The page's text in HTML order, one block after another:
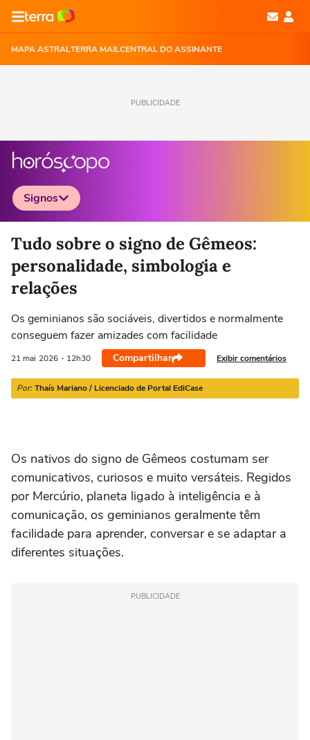
MAPA ASTRALTERRA MAILCENTRAL DO ASSINANTE
PUBLICIDADE
Signos
Selecione o signo para ver as notícias
Áries
21/03 a 20/04 21/04 a 20/05 21/05 a 20/06 21/06 a 21/07
Tudo sobre o signo de Gêmeos:
personalidade, simbologia e
relações
Os geminianos são sociáveis, divertidos e normalmente
conseguem fazer amizades com facilidade
21 mai 2026 - 12h30 Compartilhar Exibir comentários
Por: Thaís Mariano / Licenciado de Portal EdiCase
Os nativos do signo de Gêmeos costumam ser
comunicativos, curiosos e muito versáteis. Regidos
por Mercúrio, planeta ligado à inteligência e à
comunicação, os geminianos geralmente têm
facilidade para aprender, conversar e se adaptar a
diferentes situações.
PUBLICIDADE